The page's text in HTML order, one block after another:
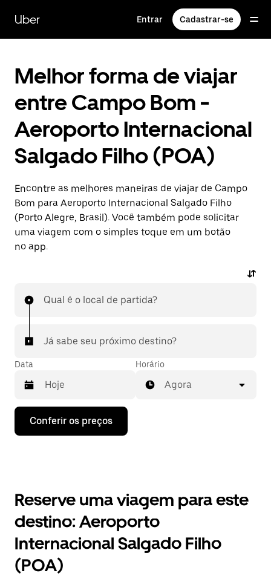
para
conteúdo
Uber Entrar Cadastrar-se
Melhor forma de viajar
entre Campo Bom -
Aeroporto Internacional
Salgado Filho (POA)
Encontre as melhores maneiras de viajar de Campo
Bom para Aeroporto Internacional Salgado Filho
(Porto Alegre, Brasil). Você também pode solicitar
uma viagem com o simples toque em um botão
no app.
Qual é o local de partida?
Já sabe seu próximo destino?
Data
Pressione
seta
o
e
uma
data.
Pressione
Horário
Agora
Conferir os preços
Reserve uma viagem para este
destino: Aeroporto
Internacional Salgado Filho
(POA)